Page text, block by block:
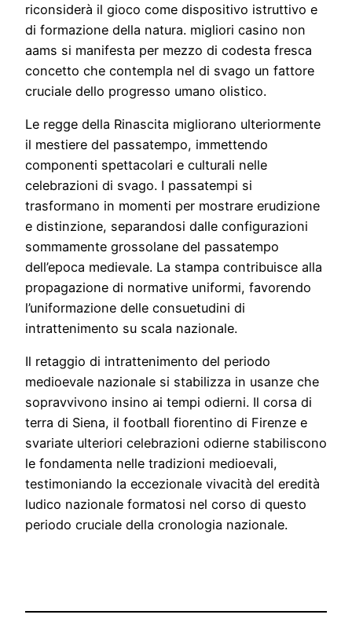
riconsiderà il gioco come dispositivo istruttivo e
di formazione della natura. migliori casino non
aams si manifesta per mezzo di codesta fresca
concetto che contempla nel di svago un fattore
cruciale dello progresso umano olistico.
Le regge della Rinascita migliorano ulteriormente
il mestiere del passatempo, immettendo
componenti spettacolari e culturali nelle
celebrazioni di svago. I passatempi si
trasformano in momenti per mostrare erudizione
e distinzione, separandosi dalle configurazioni
sommamente grossolane del passatempo
dell’epoca medievale. La stampa contribuisce alla
propagazione di normative uniformi, favorendo
l’uniformazione delle consuetudini di
intrattenimento su scala nazionale.
Il retaggio di intrattenimento del periodo
medioevale nazionale si stabilizza in usanze che
sopravvivono insino ai tempi odierni. Il corsa di
terra di Siena, il football fiorentino di Firenze e
svariate ulteriori celebrazioni odierne stabiliscono
le fondamenta nelle tradizioni medioevali,
testimoniando la eccezionale vivacità del eredità
ludico nazionale formatosi nel corso di questo
periodo cruciale della cronologia nazionale.